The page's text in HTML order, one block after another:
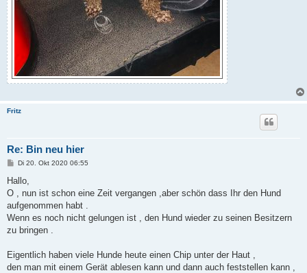
Fritz
Re: Bin neu hier
B
i
a
Di 20. Okt 2020 06:55
Hallo,
O , nun ist schon eine Zeit vergangen ,aber schön dass Ihr den Hund
aufgenommen habt .
Wenn es noch nicht gelungen ist , den Hund wieder zu seinen Besitzern
zu bringen .
Eigentlich haben viele Hunde heute einen Chip unter der Haut ,
den man mit einem Gerät ablesen kann und dann auch feststellen kann ,